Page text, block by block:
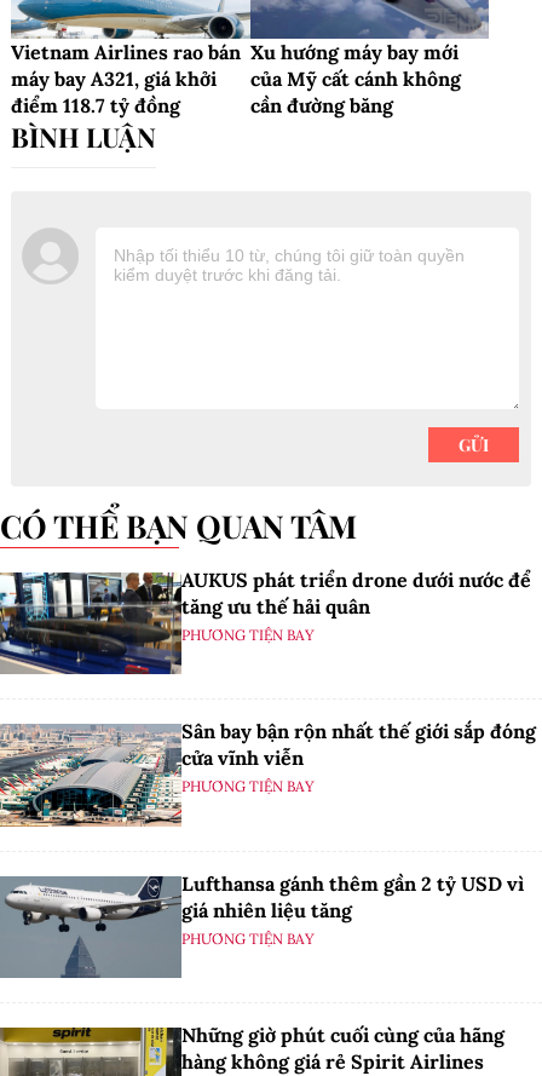
Vietnam Airlines rao bán
máy bay A321, giá khởi
điểm 118.7 tỷ đồng
Xu hướng máy bay mới
của Mỹ cất cánh không
cần đường băng
CÓ THỂ BẠN QUAN TÂM
AUKUS phát triển drone dưới nước để
tăng ưu thế hải quân
PHƯƠNG TIỆN BAY
Sân bay bận rộn nhất thế giới sắp đóng
cửa vĩnh viễn
PHƯƠNG TIỆN BAY
Lufthansa gánh thêm gần 2 tỷ USD vì
giá nhiên liệu tăng
PHƯƠNG TIỆN BAY
Những giờ phút cuối cùng của hãng
hàng không giá rẻ Spirit Airlines